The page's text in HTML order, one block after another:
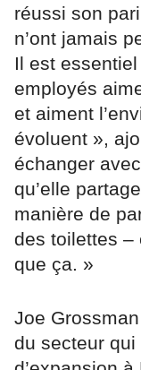
réussi son
n’ont jamais
Il est
employés
et aiment
évoluent »,
échanger
qu’elle
manière de
des toilettes –
que ça. »
Joe
du secteur